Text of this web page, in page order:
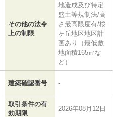
その他の法令
上の制限
地造成及び特定
盛土等規制法/高
さ最高限度有/桜
ヶ丘地区地区計
画あり（最低敷
地面積165㎡な
ど）
建築確認番号 -
取引条件の有
効期限
2026年08月12日